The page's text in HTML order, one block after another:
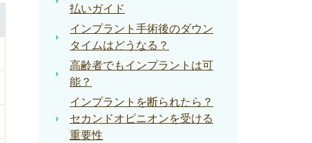
払いガイド
インプラント手術後のダウン
タイムはどうなる？
高齢者でもインプラントは可
能？
インプラントを断られたら？
セカンドオピニオンを受ける
重要性